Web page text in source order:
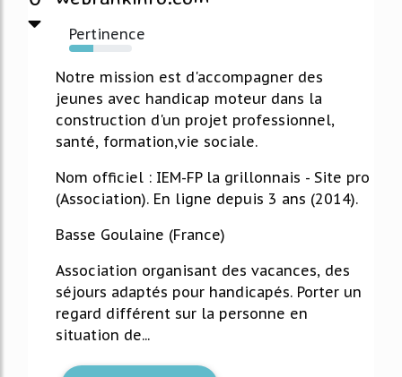
Pertinence
39%
Notre mission est d'accompagner des
jeunes avec handicap moteur dans la
construction d'un projet professionnel,
santé, formation,vie sociale.
Nom officiel : IEM-FP la grillonnais - Site pro
(Association). En ligne depuis 3 ans (2014).
Basse Goulaine (France)
Association organisant des vacances, des
séjours adaptés pour handicapés. Porter un
regard différent sur la personne en
situation de...